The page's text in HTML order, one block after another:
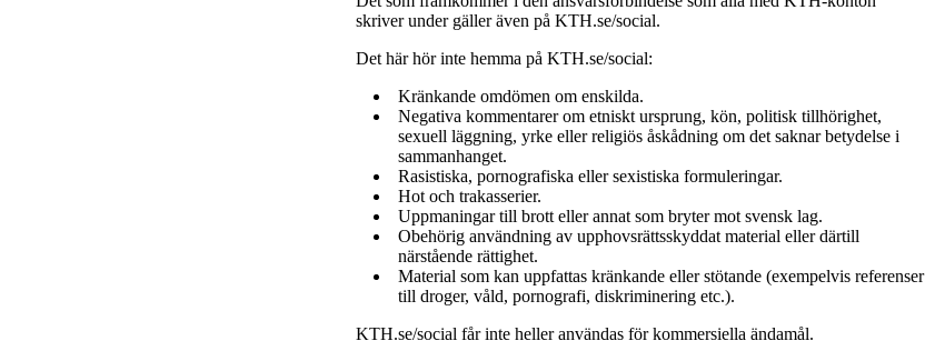
skriver under gäller även på KTH.se/social.
Det här hör inte hemma på KTH.se/social:
Kränkande omdömen om enskilda.
Negativa kommentarer om etniskt ursprung, kön, politisk tillhörighet,
sexuell läggning, yrke eller religiös åskådning om det saknar betydelse i
sammanhanget.
Rasistiska, pornografiska eller sexistiska formuleringar.
Hot och trakasserier.
Uppmaningar till brott eller annat som bryter mot svensk lag.
Obehörig användning av upphovsrättsskyddat material eller därtill
närstående rättighet.
Material som kan uppfattas kränkande eller stötande (exempelvis referenser
till droger, våld, pornografi, diskriminering etc.).
KTH.se/social får inte heller användas för kommersiella ändamål.